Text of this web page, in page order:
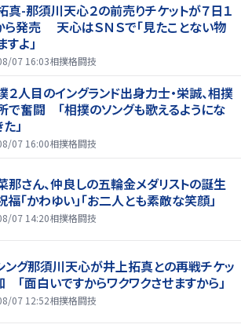
真-那須川天心２の前売りチケットが７日１
ら発売 天心はＳＮＳで「見たことない物
よ」
07 16:03相撲格闘技
２人目のイングランド出身力士・栄誠、相撲
で奮闘 「相撲のソングも歌えるようにな
」
07 16:00相撲格闘技
那さん、仲良しの五輪金メダリストの誕生
福「かわゆい」「お二人とも素敵な笑顔」
07 14:20相撲格闘技
ング那須川天心が井上拓真との再戦チケッ
「面白いですからワクワクさせますから」
07 12:52相撲格闘技